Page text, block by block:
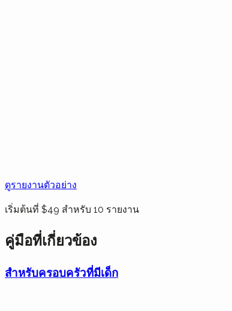
ดูรายงานตัวอย่าง
เริ่มต้นที่ $49 สำหรับ 10 รายงาน
คู่มือที่เกี่ยวข้อง
สำหรับครอบครัวที่มีเด็ก